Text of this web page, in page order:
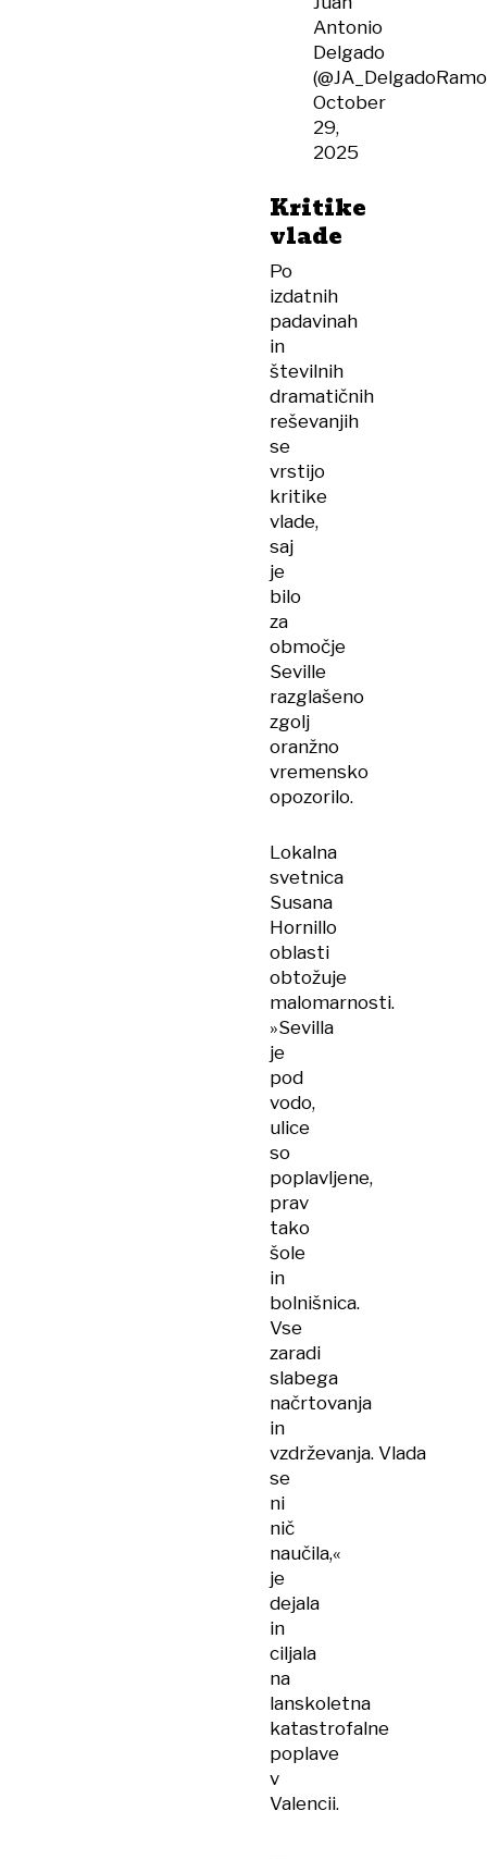
Antonio
Delgado
October
29,
2025
Kritike
vlade
Po
izdatnih
padavinah
in
številnih
dramatičnih
reševanjih
se
vrstijo
kritike
vlade,
saj
je
bilo
za
območje
Seville
razglašeno
zgolj
oranžno
vremensko
opozorilo.
Lokalna
svetnica
Susana
Hornillo
oblasti
obtožuje
malomarnosti.
»Sevilla
je
pod
vodo,
ulice
so
poplavljene,
prav
tako
šole
in
bolnišnica.
Vse
zaradi
slabega
načrtovanja
in
vzdrževanja. Vlada
se
ni
nič
naučila,«
je
dejala
in
ciljala
na
lanskoletna
katastrofalne
poplave
v
Valencii.